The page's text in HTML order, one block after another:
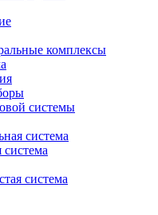
комплексы
системы
система
система